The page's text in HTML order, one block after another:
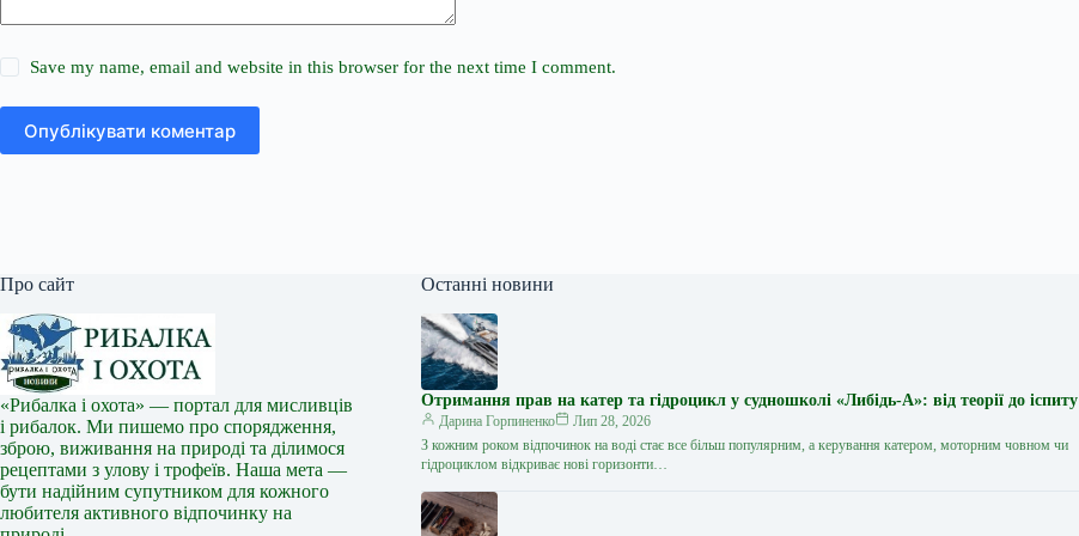
Save my name, email and website in this browser for the next time I comment.
Опублікувати коментар
Про сайт
«Рибалка і охота» — портал для мисливців
і рибалок. Ми пишемо про спорядження,
зброю, виживання на природі та ділимося
рецептами з улову і трофеїв. Наша мета —
бути надійним супутником для кожного
любителя активного відпочинку на
Останні новини
Отримання прав на катер та гідроцикл у судношколі «Либідь-А»: від теорії до іспиту
Дарина Горпиненко
Лип 28, 2026
З кожним роком відпочинок на воді стає все більш популярним, а керування катером, моторним човном чи
гідроциклом відкриває нові горизонти…